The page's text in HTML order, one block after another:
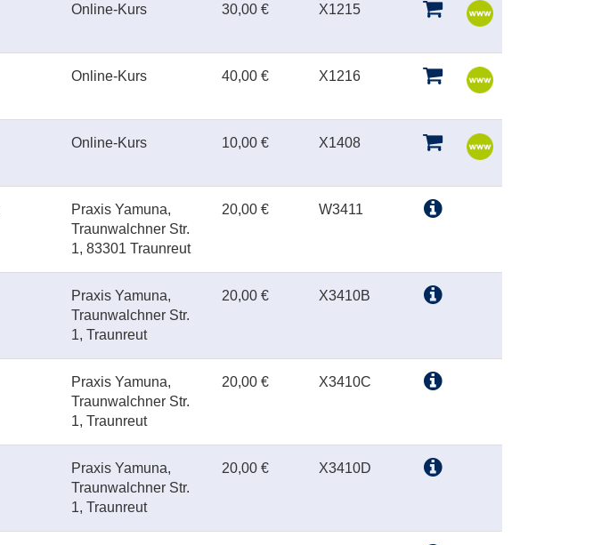
Online-Kurs 30,00 € X1215
Online-Kurs 40,00 € X1216
Online-Kurs 10,00 € X1408
Praxis Yamuna,
Traunwalchner Str.
1, 83301 Traunreut
20,00 € W3411
Praxis Yamuna,
Traunwalchner Str.
1, Traunreut
20,00 € X3410B
Praxis Yamuna,
Traunwalchner Str.
1, Traunreut
20,00 € X3410C
Praxis Yamuna,
Traunwalchner Str.
1, Traunreut
20,00 € X3410D